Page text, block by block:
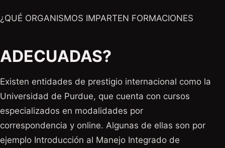
¿QUÉ ORGANISMOS IMPARTEN FORMACIONES
ADECUADAS?
Existen entidades de prestigio internacional como la
Universidad de Purdue, que cuenta con cursos
especializados en modalidades por
correspondencia y online. Algunas de ellas son por
ejemplo Introducción al Manejo Integrado de